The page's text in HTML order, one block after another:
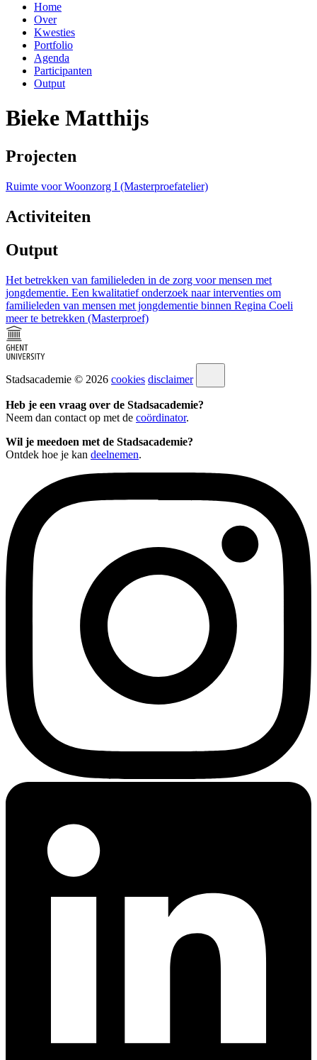
Home
Over
Kwesties
Portfolio
Agenda
Participanten
Output
Bieke Matthijs
Projecten
Ruimte voor Woonzorg I (Masterproefatelier)
Activiteiten
Output
Het betrekken van familieleden in de zorg voor mensen met
jongdementie. Een kwalitatief onderzoek naar interventies om
familieleden van mensen met jongdementie binnen Regina Coeli
meer te betrekken (Masterproef)
Stadsacademie © 2026 cookies disclaimer
Heb je een vraag over de Stadsacademie?
Neem dan contact op met de coördinator.
Wil je meedoen met de Stadsacademie?
Ontdek hoe je kan deelnemen.